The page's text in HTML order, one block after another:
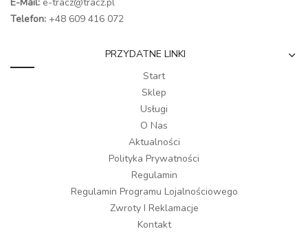
Telefon: +48 609 416 072
PRZYDATNE LINKI
Start
Sklep
Usługi
O Nas
Aktualności
Polityka Prywatności
Regulamin
Regulamin Programu Lojalnościowego
Zwroty I Reklamacje
Kontakt